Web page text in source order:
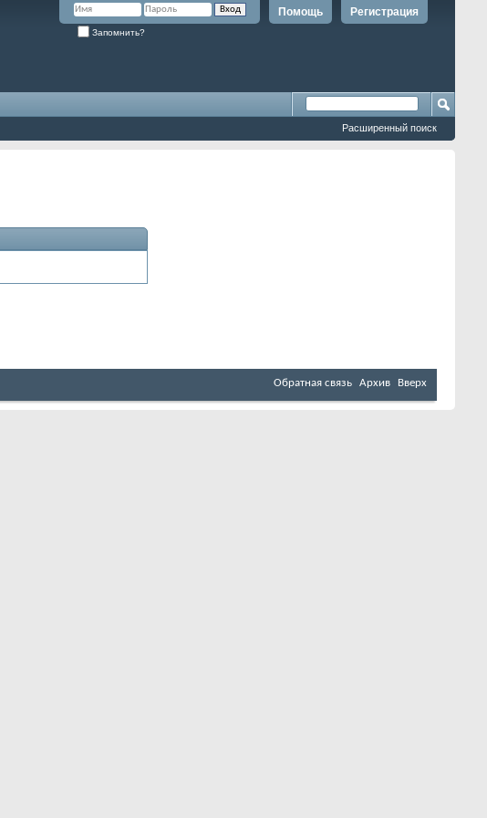
Регистрация
Помощь
Запомнить?
Расширенный поиск
Обратная связь Архив Вверх